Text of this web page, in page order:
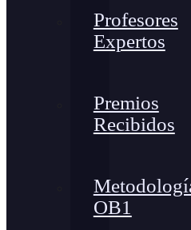
Profesores
Expertos
Premios
Recibidos
OB1